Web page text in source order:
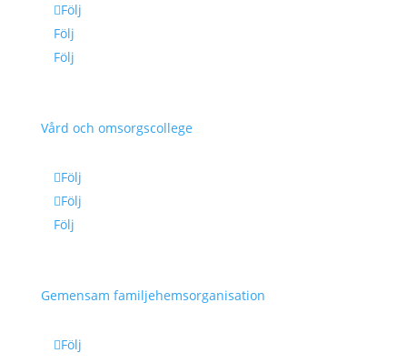
Följ
Följ
Följ
Vård och omsorgscollege
Följ
Följ
Följ
Gemensam familjehemsorganisation
Följ